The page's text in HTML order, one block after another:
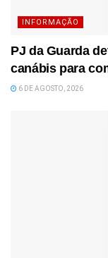
INFORMAÇÃO
PJ da Guarda
canábis para
6 DE AGOSTO, 2026